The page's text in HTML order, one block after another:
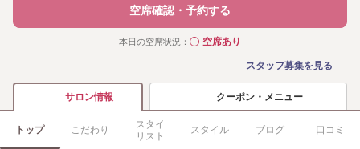
空席確認・予約する
本日の空席状況： ◯空席あり
スタッフ募集を見る
サロン情報 クーポン・メニュー
トップ こだわり
スタイ
リスト
スタイル ブログ 口コミ